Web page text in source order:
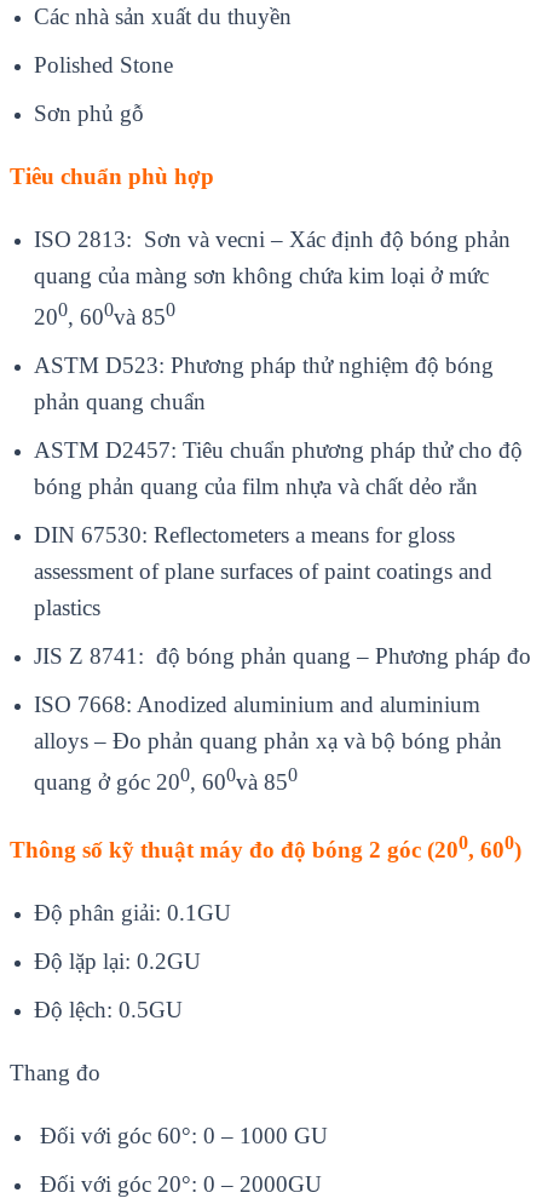
Các nhà sản xuất du thuyền
Polished Stone
Sơn phủ gỗ
Tiêu chuẩn phù hợp
ISO 2813: Sơn và vecni – Xác định độ bóng phản
quang của màng sơn không chứa kim loại ở mức
200, 600và 850
ASTM D523: Phương pháp thử nghiệm độ bóng
phản quang chuẩn
ASTM D2457: Tiêu chuẩn phương pháp thử cho độ
bóng phản quang của film nhựa và chất dẻo rắn
DIN 67530: Reflectometers a means for gloss
assessment of plane surfaces of paint coatings and
plastics
JIS Z 8741: độ bóng phản quang – Phương pháp đo
ISO 7668: Anodized aluminium and aluminium
alloys – Đo phản quang phản xạ và bộ bóng phản
quang ở góc 200, 600và 850
Thông số kỹ thuật máy đo độ bóng 2 góc (200, 600)
Độ phân giải: 0.1GU
Độ lặp lại: 0.2GU
Độ lệch: 0.5GU
Thang đo
Đối với góc 60°: 0 – 1000 GU
Đối với góc 20°: 0 – 2000GU